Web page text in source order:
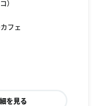
）
フェ
を見る